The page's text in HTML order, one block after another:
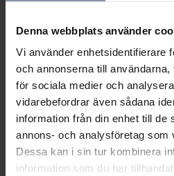
Denna webbplats använder
Vi använder enhetsidentifierare
och annonserna till
för sociala medier och
vidarebefordrar även sådana
information från din enhet till de
annons- och analysföretag som
Dessa kan i sin tur kombinera
information som du har
MATERIAL
Matchande produkter
20%*